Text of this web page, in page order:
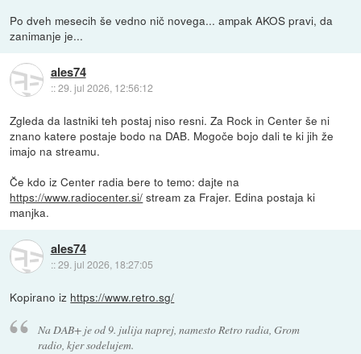
Po dveh mesecih še vedno nič novega... ampak AKOS pravi, da
zanimanje je...
ales74
::29. jul 2026, 12:56:12
Zgleda da lastniki teh postaj niso resni. Za Rock in Center še ni
znano katere postaje bodo na DAB. Mogoče bojo dali te ki jih že
imajo na streamu.
Če kdo iz Center radia bere to temo: dajte na
https://www.radiocenter.si/ stream za Frajer. Edina postaja ki
manjka.
ales74
::29. jul 2026, 18:27:05
Kopirano iz https://www.retro.sg/
Na DAB+ je od 9. julija naprej, namesto Retro radia, Grom
radio, kjer sodelujem.